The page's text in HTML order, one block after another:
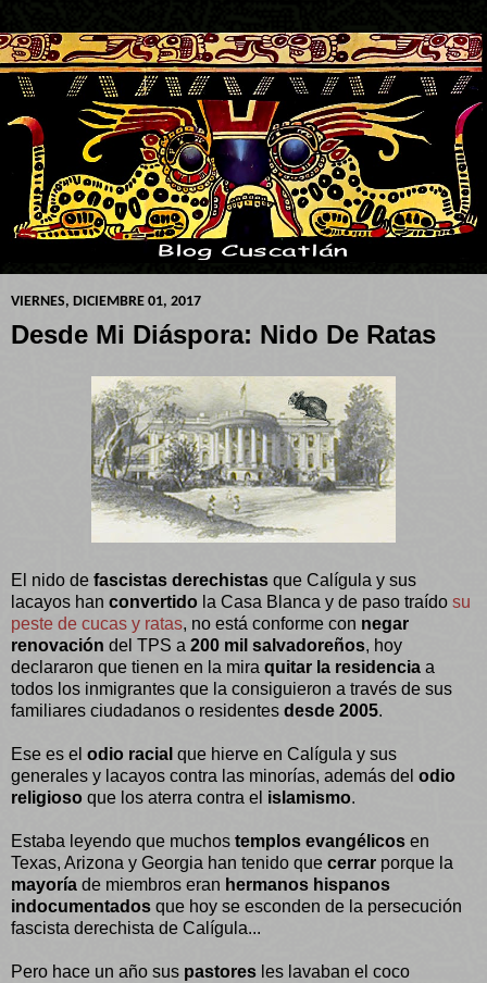
VIERNES, DICIEMBRE 01, 2017
Desde Mi Diáspora: Nido De Ratas
El nido de fascistas derechistas que Calígula y sus
lacayos han convertido la Casa Blanca y de paso traído su
peste de cucas y ratas, no está conforme con negar
renovación del TPS a 200 mil salvadoreños, hoy
declararon que tienen en la mira quitar la residencia a
todos los inmigrantes que la consiguieron a través de sus
familiares ciudadanos o residentes desde 2005.
Ese es el odio racial que hierve en Calígula y sus
generales y lacayos contra las minorías, además del odio
religioso que los aterra contra el islamismo.
Estaba leyendo que muchos templos evangélicos en
Texas, Arizona y Georgia han tenido que cerrar porque la
mayoría de miembros eran hermanos hispanos
indocumentados que hoy se esconden de la persecución
fascista derechista de Calígula...
Pero hace un año sus pastores les lavaban el coco